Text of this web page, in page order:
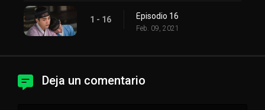
1 - 16 Episodio 16
Feb. 09, 2021
Deja un comentario